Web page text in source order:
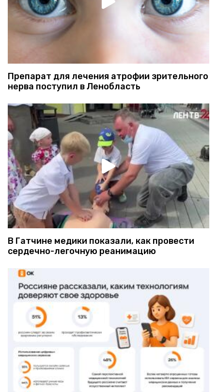
Препарат для лечения атрофии зрительного
нерва поступил в Ленобласть
В Гатчине медики показали, как провести
сердечно-легочную реанимацию